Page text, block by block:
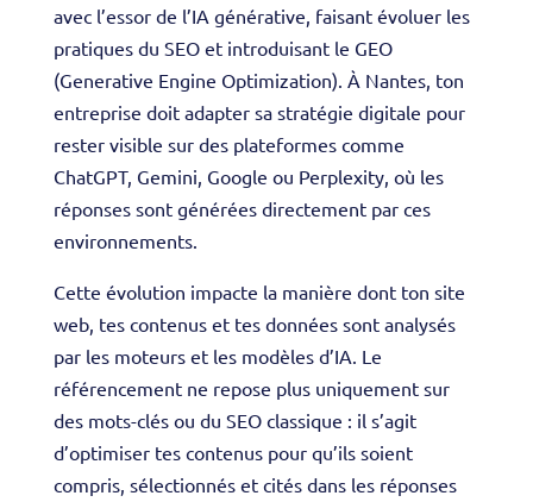
avec l’essor de l’IA générative, faisant évoluer les
pratiques du SEO et introduisant le GEO
(Generative Engine Optimization). À Nantes, ton
entreprise doit adapter sa stratégie digitale pour
rester visible sur des plateformes comme
ChatGPT, Gemini, Google ou Perplexity, où les
réponses sont générées directement par ces
environnements.
Cette évolution impacte la manière dont ton site
web, tes contenus et tes données sont analysés
par les moteurs et les modèles d’IA. Le
référencement ne repose plus uniquement sur
des mots-clés ou du SEO classique : il s’agit
d’optimiser tes contenus pour qu’ils soient
compris, sélectionnés et cités dans les réponses